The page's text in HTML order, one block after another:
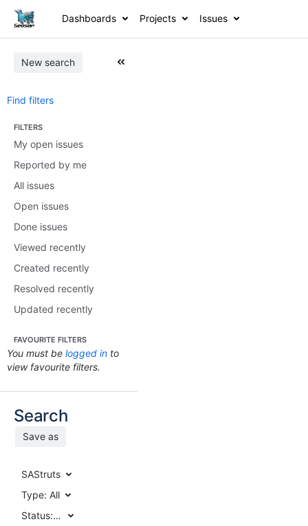
Dashboards Projects Issues
New search
Find filters
FILTERS
My open issues
Reported by me
All issues
Open issues
Done issues
Viewed recently
Created recently
Resolved recently
Updated recently
FAVOURITE FILTERS
You must be logged in to
view favourite filters.
Search
Save as
SAStruts
Type: All
Status:All